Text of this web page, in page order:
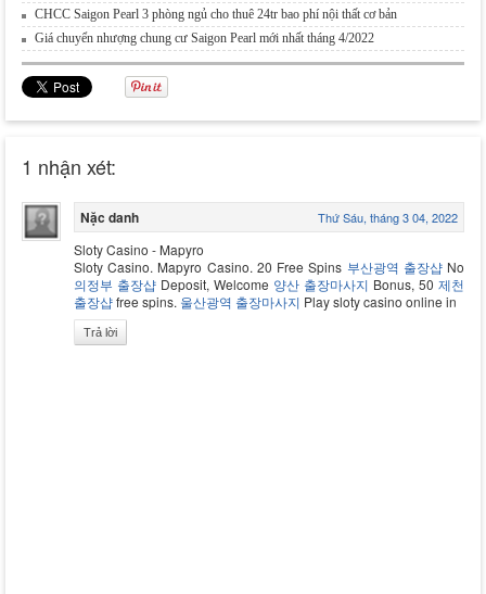
CHCC Saigon Pearl 3 phòng ngủ cho thuê 24tr bao phí nội thất cơ bản
Giá chuyển nhượng chung cư Saigon Pearl mới nhất tháng 4/2022
1 nhận xét:
Nặc danh Thứ Sáu, tháng 3 04, 2022
Sloty Casino - Mapyro
Sloty Casino. Mapyro Casino. 20 Free Spins 부산광역 출장샵No
의정부 출장샵 Deposit, Welcome 양산 출장마사지 Bonus, 50 제천
출장샵free spins. 울산광역 출장마사지 Play sloty casino online in
Trả lời